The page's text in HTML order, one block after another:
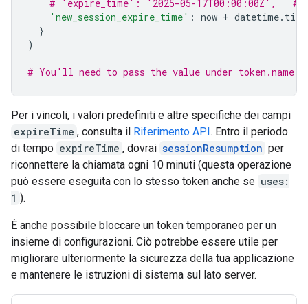
# 'expire_time': '2025-05-17T00:00:00Z',   #
'new_session_expire_time' : now + datetime.
}
)
# You'll need to pass the value under
Per i vincoli, i valori predefiniti e altre specifiche dei campi
expireTime , consulta il Riferimento API . Entro il periodo
di tempo expireTime , dovrai sessionResumption per
riconnettere la chiamata ogni 10 minuti (questa operazione
può essere eseguita con lo stesso token anche se uses:
1 ).
È anche possibile bloccare un token temporaneo per un
insieme di configurazioni. Ciò potrebbe essere utile per
migliorare ulteriormente la sicurezza della tua applicazione
e mantenere le istruzioni di sistema sul lato server.